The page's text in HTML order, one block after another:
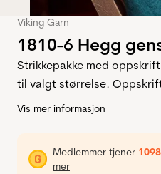
Viking Garn
1810-6 Hegg
Strikkepakke med
til valgt størrelse.
Vis mer informasjon
Medlemmer tjener
mer